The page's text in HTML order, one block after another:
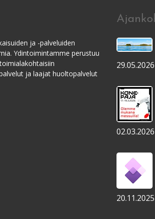
ja -palveluiden
Ydintoimintamme perustuu
ja laajat huoltopalvelut
29.05.2026
02.03.2026
20.11.2025